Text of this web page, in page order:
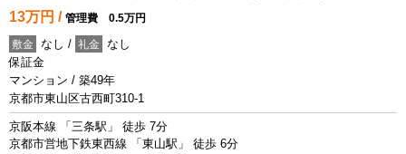
13万円 / 管理費 0.5万円
敷金 なし / 礼金
なし
保証金
マンション / 築49年
京都市東山区古西町310-1
京阪本線 「三条駅」 徒歩 7分
京都市営地下鉄東西線 「東山駅」 徒歩 6分